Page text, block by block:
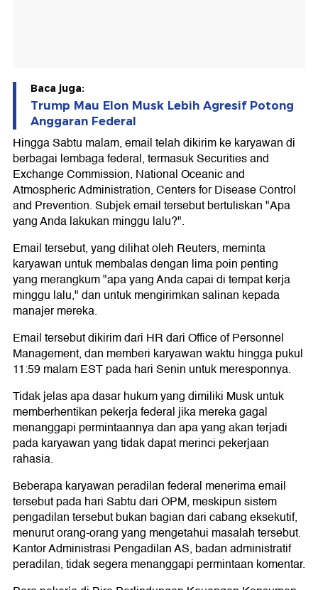
Baca juga:
Trump Mau Elon Musk Lebih Agresif Potong
Anggaran Federal
Hingga Sabtu malam, email telah dikirim ke karyawan di
berbagai lembaga federal, termasuk Securities and
Exchange Commission, National Oceanic and
Atmospheric Administration, Centers for Disease Control
and Prevention. Subjek email tersebut bertuliskan "Apa
yang Anda lakukan minggu lalu?".
Email tersebut, yang dilihat oleh Reuters, meminta
karyawan untuk membalas dengan lima poin penting
yang merangkum "apa yang Anda capai di tempat kerja
minggu lalu," dan untuk mengirimkan salinan kepada
manajer mereka.
Email tersebut dikirim dari HR dari Office of Personnel
Management, dan memberi karyawan waktu hingga pukul
11:59 malam EST pada hari Senin untuk meresponnya.
Tidak jelas apa dasar hukum yang dimiliki Musk untuk
memberhentikan pekerja federal jika mereka gagal
menanggapi permintaannya dan apa yang akan terjadi
pada karyawan yang tidak dapat merinci pekerjaan
rahasia.
Beberapa karyawan peradilan federal menerima email
tersebut pada hari Sabtu dari OPM, meskipun sistem
pengadilan tersebut bukan bagian dari cabang eksekutif,
menurut orang-orang yang mengetahui masalah tersebut.
Kantor Administrasi Pengadilan AS, badan administratif
peradilan, tidak segera menanggapi permintaan komentar.